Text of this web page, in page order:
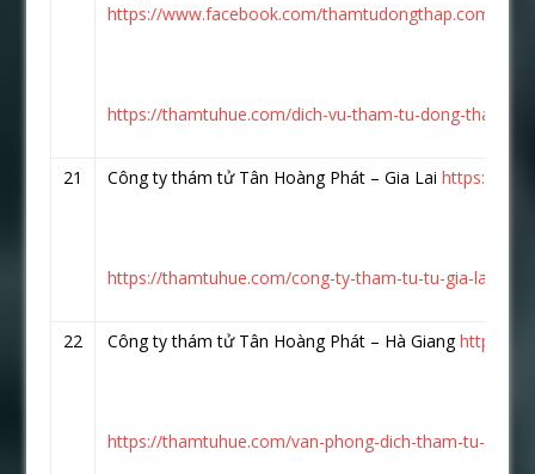
https://www.facebook.com/thamtudongthap.com.vn/
https://thamtuhue.com/dich-vu-tham-tu-dong-thap-
21 Công ty thám tử Tân Hoàng Phát – Gia Laihttps://
https://thamtuhue.com/cong-ty-tham-tu-tu-gia-lai-uy-
22 Công ty thám tử Tân Hoàng Phát – Hà Gianghttps://
https://thamtuhue.com/van-phong-dich-tham-tu-ha-